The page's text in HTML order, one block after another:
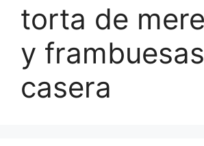
torta de
y frambuesas
casera